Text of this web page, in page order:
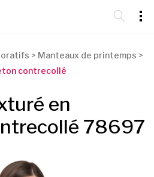
> Manteaux de printemps >
contrecollé
en
78697